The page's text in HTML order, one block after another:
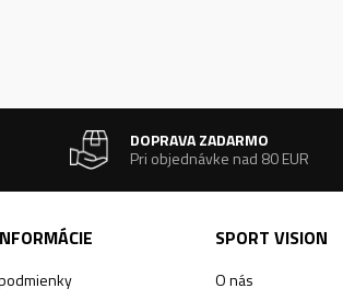
DOPRAVA ZADARMO
Pri objednávke nad 80 EUR
SPORT VISION
O nás